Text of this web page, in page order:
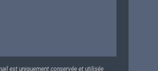
est uniquement conservée et utilisée